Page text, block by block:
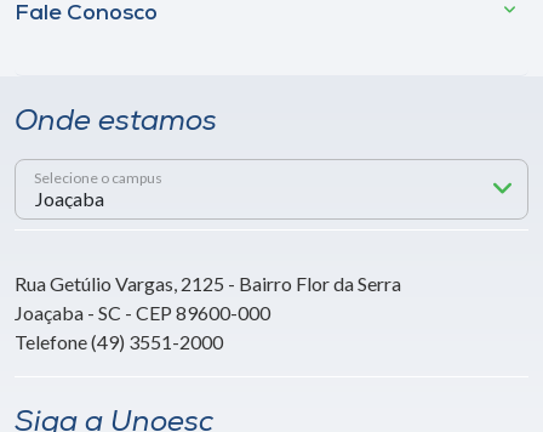
Fale Conosco
Onde estamos
Selecione o campus
Rua Getúlio Vargas, 2125 - Bairro Flor da Serra
Joaçaba - SC - CEP 89600-000
Telefone (49) 3551-2000
Siga a Unoesc